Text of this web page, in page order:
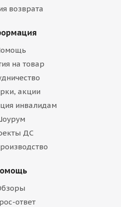
возврата
на товар
акции
инвалидам
ДС
ответ